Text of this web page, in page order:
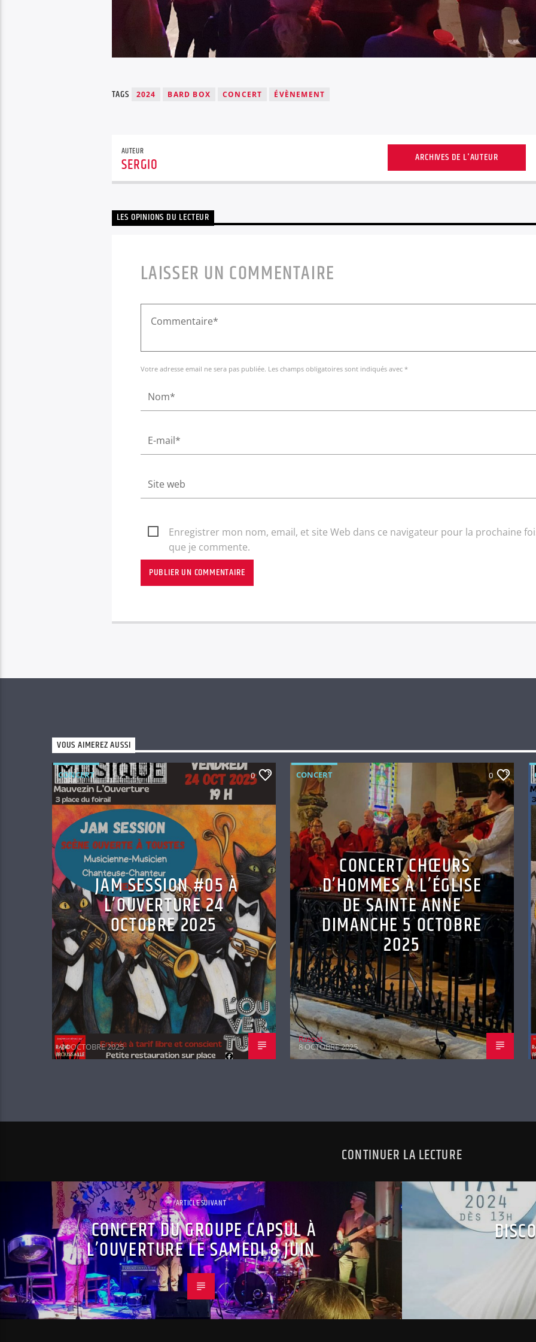
TAGS 2024 BARD BOX CONCERT ÉVÈNEMENT
AUTEUR
SERGIO ARCHIVES DE L'AUTEUR
LES OPINIONS DU LECTEUR
LAISSER UN COMMENTAIRE
Votre adresse email ne sera pas publiée. Les champs obligatoires sont indiqués avec *
Enregistrer mon nom, email, et site Web dans ce navigateur pour la prochaine
que je commente.
VOUS AIMEREZ AUSSI
CONCERT 0
JAM SESSION #05 À
L’OUVERTURE 24
OCTOBRE 2025
Sergio
24 OCTOBRE 2025
CONCERT 0
CONCERT CHŒURS
D’HOMMES À L’ÉGLISE
DE SAINTE ANNE
DIMANCHE 5 OCTOBRE
2025
Raspat
8 OCTOBRE 2025
CONTINUER LA LECTURE
ARTICLE SUIVANT
CONCERT DU GROUPE CAPSUL À
L’OUVERTURE LE SAMEDI 8 JUIN